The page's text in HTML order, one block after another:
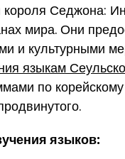
короля Седжона:
мира. Они
и культурными
языкам
по
языков: